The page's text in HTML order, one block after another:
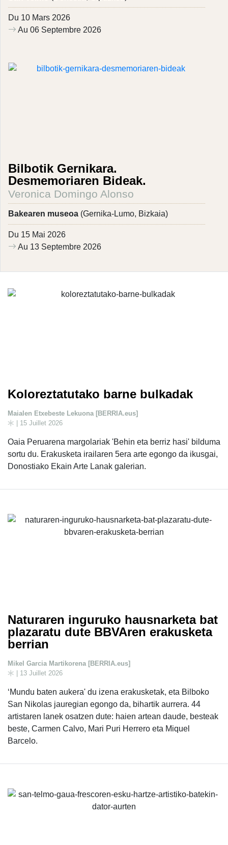
Du 10 Mars 2026
Au 06 Septembre 2026
Bilbotik Gernikara.
Desmemoriaren Bideak.
Veronica Domingo Alonso
Bakearen museoa (Gernika-Lumo, Bizkaia)
Du 15 Mai 2026
Au 13 Septembre 2026
Koloreztatutako barne bulkadak
Maialen Etxebeste Lekuona [BERRIA.eus]
| 15 Juillet 2026
Oaia Peruarena margolariak 'Behin eta berriz hasi' bilduma
sortu du. Erakusketa irailaren 5era arte egongo da ikusgai,
Donostiako Ekain Arte Lanak galerian.
Naturaren inguruko hausnarketa bat
plazaratu dute BBVAren erakusketa
berrian
Mikel Garcia Martikorena [BERRIA.eus]
| 13 Juillet 2026
‘Mundu baten aukera' du izena erakusketak, eta Bilboko
San Nikolas jauregian egongo da, bihartik aurrera. 44
artistaren lanek osatzen dute: haien artean daude, besteak
beste, Carmen Calvo, Mari Puri Herrero eta Miquel
Barcelo.